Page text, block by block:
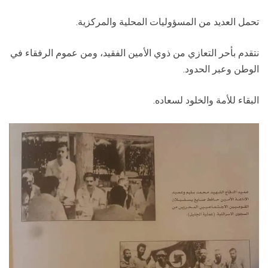
تحمل العديد من المسؤوليات المحلية والمركزية.
نتقدم بأحر التعازي من ذوي الأمين الفقيد، ومن عموم الرفقاء في
الوطن وعبر الحدود.
البقاء للأمة والخلود لسعاده.